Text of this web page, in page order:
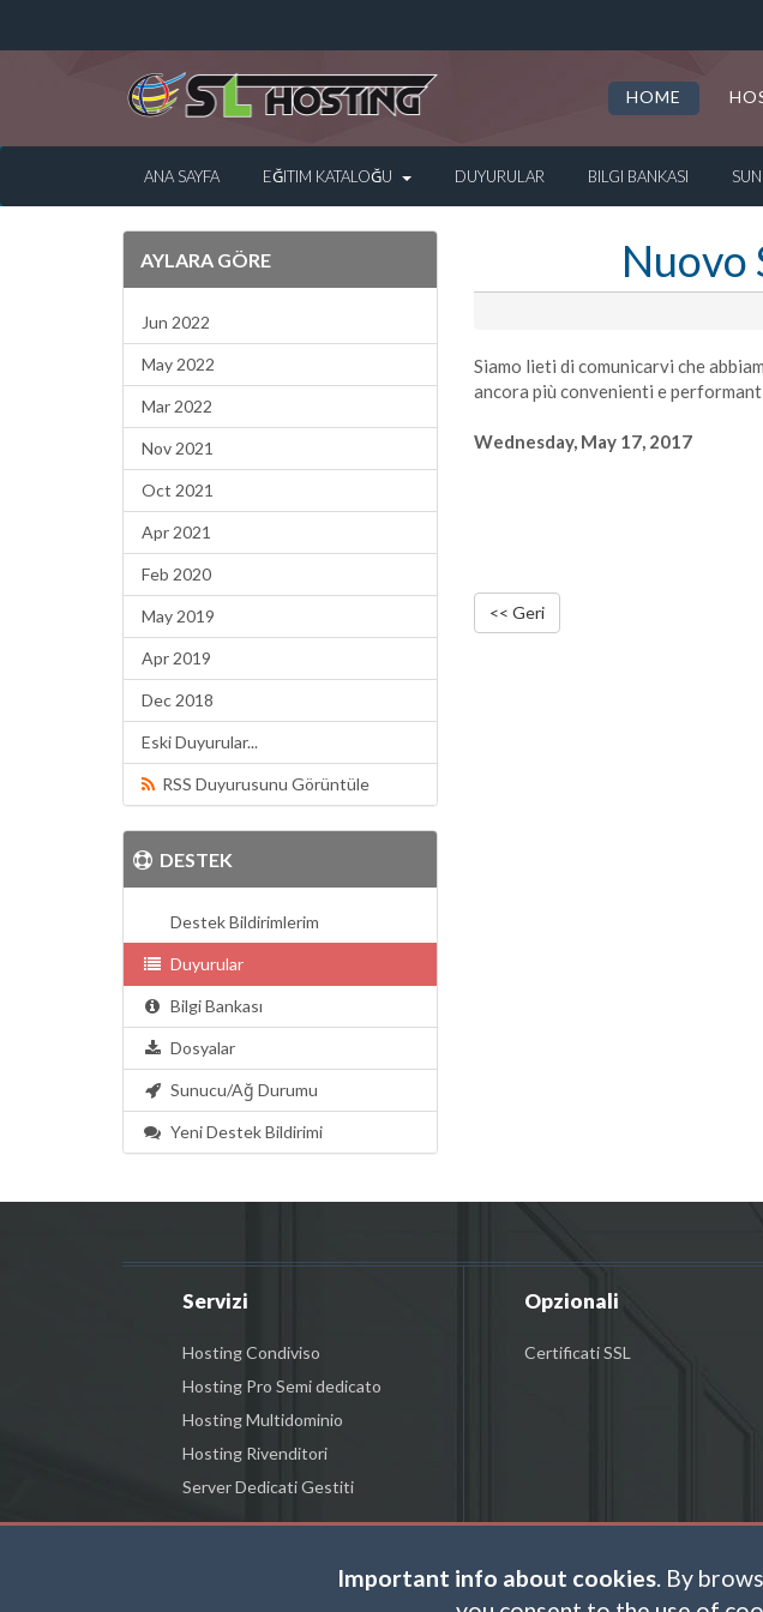
HOME
ANA SAYFA EĞITIM KATALOĞU DUYURULAR BILGI BANKASI
Nuovo
AYLARA GÖRE
Jun 2022
May 2022
Mar 2022
Nov 2021
Oct 2021
Apr 2021
Feb 2020
May 2019
Apr 2019
Dec 2018
Eski Duyurular...
RSS Duyurusunu Görüntüle
Siamo lieti di comunicarvi che
ancora più convenienti e
Wednesday, May 17, 2017
<< Geri
DESTEK
Destek Bildirimlerim
Duyurular
Bilgi Bankası
Dosyalar
Sunucu/Ağ Durumu
Yeni Destek Bildirimi
Servizi
Hosting Condiviso
Hosting Pro Semi dedicato
Hosting Multidominio
Hosting Rivenditori
Server Dedicati Gestiti
Opzionali
Certificati SSL
Important info about cookies. By